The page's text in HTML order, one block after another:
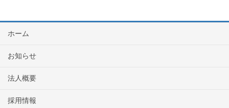
ホーム
お知らせ
法人概要
採用情報